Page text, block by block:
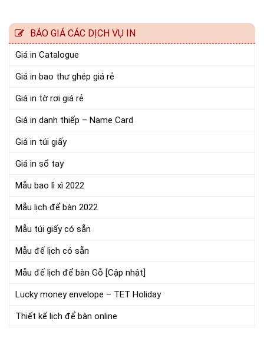
BÁO GIÁ CÁC DỊCH VỤ IN
Giá in Catalogue
Giá in bao thư ghép giá rẻ
Giá in tờ rơi giá rẻ
Giá in danh thiếp – Name Card
Giá in túi giấy
Giá in sổ tay
Mẫu bao lì xì 2022
Mẫu lịch để bàn 2022
Mẫu túi giấy có sẵn
Mẫu đế lịch có sẵn
Mẫu đế lịch để bàn Gỗ [Cập nhật]
Lucky money envelope – TET Holiday
Thiết kế lịch để bàn online